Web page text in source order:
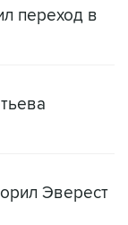
переход в
Эверест